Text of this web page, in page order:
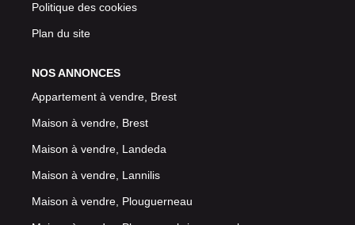
Politique des cookies
Plan du site
NOS ANNONCES
Appartement à vendre, Brest
Maison à vendre, Brest
Maison à vendre, Landeda
Maison à vendre, Lannilis
Maison à vendre, Plouguerneau